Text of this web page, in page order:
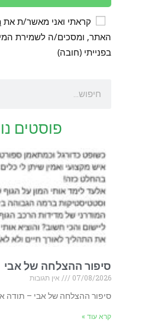
קראתי ואני מאשר/ת את
האתר, ומסכים/ה לשמירת
בפנייתי (חובה)
פוסטים
סיפור ההצלחה של אבי
07/08/2026
אין תגובות
סיפור ההצלחה של אבי – תודה
קרא עוד »